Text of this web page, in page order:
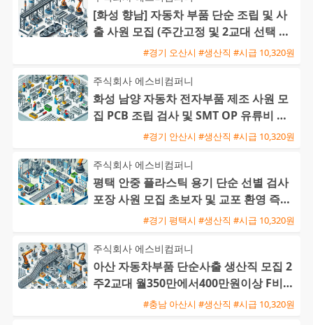
[화성 향남] 자동차 부품 단순 조립 및 사
출 사원 모집 (주간고정 및 2교대 선택 가
능 / 초보 및 교포#경기 오산시 #생산직 #시급 10,320원
주식회사 에스비컴퍼니
화성 남양 자동차 전자부품 제조 사원 모
집 PCB 조립 검사 및 SMT OP 유류비 지
원 교포 환영#경기 안산시 #생산직 #시급 10,320원
주식회사 에스비컴퍼니
평택 안중 플라스틱 용기 단순 선별 검사
포장 사원 모집 초보자 및 교포 환영 즉시
#경기 평택시 #생산직 #시급 10,320원
주식회사 에스비컴퍼니
아산 자동차부품 단순사출 생산직 모집 2
주2교대 월350만에서400만원이상 F비자
교포가능 즉시출근환영
#충남 아산시 #생산직 #시급 10,320원